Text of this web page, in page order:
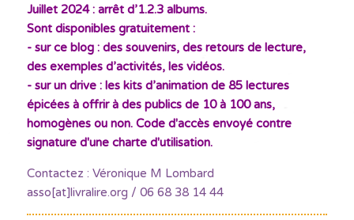
Juillet 2024 : arrêt d’1.2.3 albums.
Sont disponibles gratuitement :
- sur ce blog : des souvenirs, des retours de lecture,
des exemples d’activités, les vidéos.
- sur un drive : les kits d’animation de 85 lectures
épicées à offrir à des publics de 10 à 100 ans,
homogènes ou non. Code d'accès envoyé contre
signature d'une charte d'utilisation.
Contactez : Véronique M Lombard
asso[at]livralire.org / 06 68 38 14 44